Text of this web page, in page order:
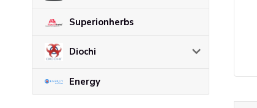
Superionherbs
Diochi
Energy